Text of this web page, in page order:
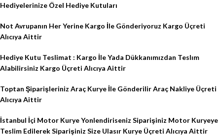
Hediyelerinize Özel Hediye Kutuları
Not Avrupanın Her Yerine Kargo İle Gönderiyoruz Kargo Üçreti
Alıcıya Aittir
Hediye Kutu Teslimat : Kargo İle Yada Dükkanımızdan Teslım
Alabilirsiniz Kargo Üçreti Alıcıya Aittir
Toptan Şiparişleriniz Araç Kurye İle Gönderilir Araç Nakliye Üçreti
Alıcıya Aittir
İstanbul İçi Motor Kurye Yonlendiriseniz Siparişiniz Motor Kuryeye
Teslim Edilerek Siparişiniz Size Ulasır Kurye Üçreti Alıcıya Aittir